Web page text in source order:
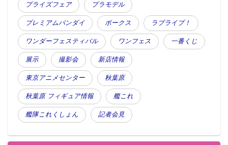
プライズフェア プラモデル
プレミアムバンダイ ボークス ラブライブ！
ワンダーフェスティバル ワンフェス 一番くじ
展示 撮影会 新店情報
東京アニメセンター 秋葉原
秋葉原 フィギュア情報 艦これ
艦隊これくしょん 記者会見